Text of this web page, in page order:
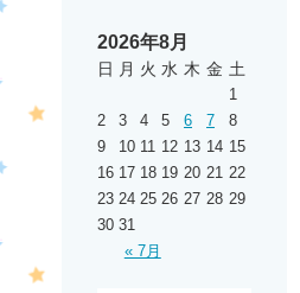
2026年8月
日 月 火 水 木 金 土
1
2
3 4 5 6 7
8
9
10 11 12 13 14 15
16 17 18 19 20 21 22
23 24 25 26 27 28 29
30 31
« 7月